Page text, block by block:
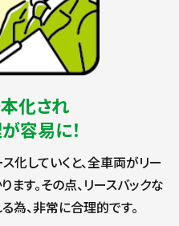
化され
容易に！
化していくと、全車両がリー
す。その点、リースバックな
為、非常に合理的です。